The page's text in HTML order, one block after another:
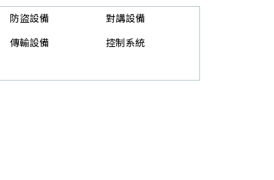
防盜設備
對講設備
傳輸設備
控制系統